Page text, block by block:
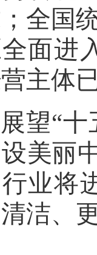
全国
面进
主体
展望“
美丽
业将
洁、